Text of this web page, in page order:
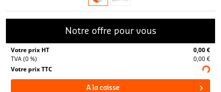
Notre offre pour vous
Votre prix HT
0,00 €
TVA (0 %)
0,00 €
Votre prix TTC
A la caisse